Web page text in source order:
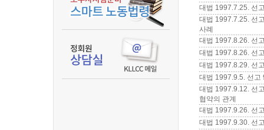
대법 1997.7.25. 선
대법 1997.7.25. 선
사례
대법 1997.8.26. 선
대법 1997.8.26. 선
대법 1997.8.29. 선
대법 1997.9.5. 선고
대법 1997.9.12. 선
협약의 관계
대법 1997.9.26. 선
대법 1997.9.30. 선